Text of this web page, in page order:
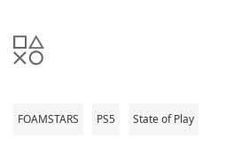
FOAMSTARS PS5 State of Play